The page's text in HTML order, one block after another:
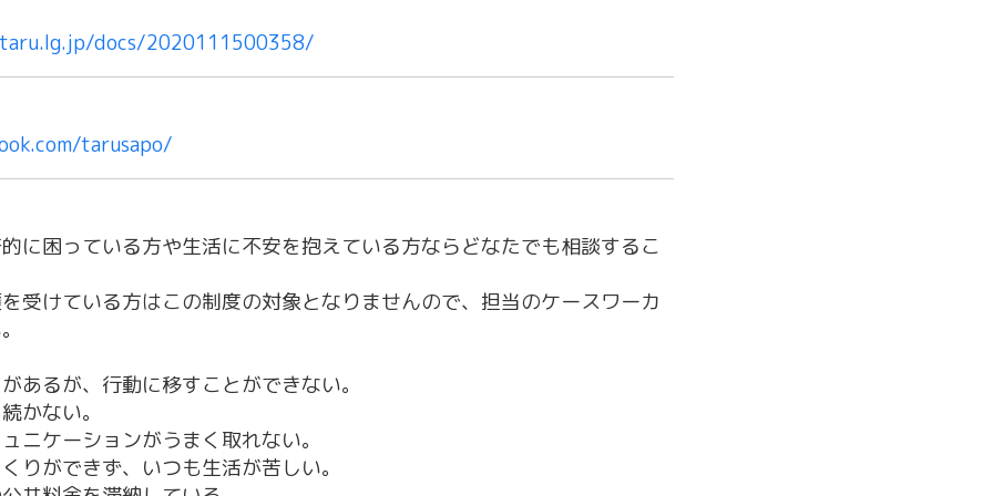
docs/2020111500358/
tarusapo/
に困っている方や生活に不安を抱えている方ならどなたでも相談するこ
受けている方はこの制度の対象となりませんので、担当のケースワーカ
あるが、行動に移すことができない。
かない。
ニケーションがうまく取れない。
りができず、いつも生活が苦しい。